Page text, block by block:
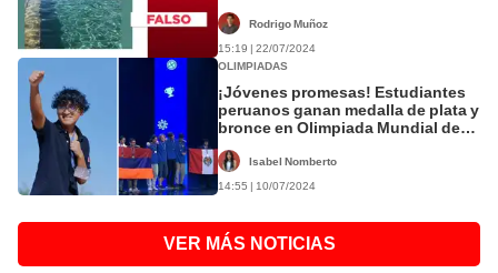
Rodrigo Muñoz
15:19 | 22/07/2024
OLIMPIADAS
¡Jóvenes promesas! Estudiantes
peruanos ganan medalla de plata y
bronce en Olimpiada Mundial de
Isabel Nomberto
14:55 | 10/07/2024
VER MÁS NOTICIAS